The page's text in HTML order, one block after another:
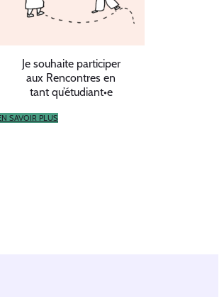
Je souhaite participer
aux Rencontres en
tant qu’étudiant•e
SAVOIR PLUS